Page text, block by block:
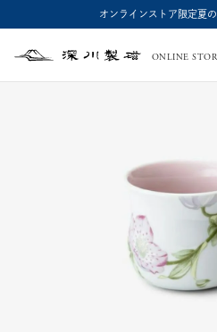
オンラインストア限定夏
深
ONLINE